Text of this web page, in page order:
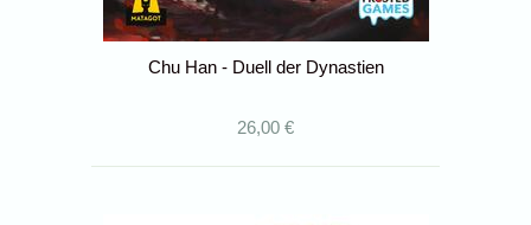
Chu Han - Duell der Dynastien
26,00 €